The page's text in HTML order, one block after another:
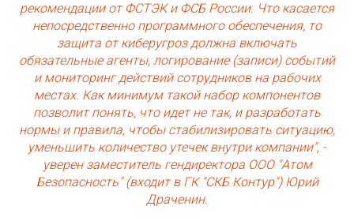
рекомендации от ФСТЭК и ФСБ России. Что касается
непосредственно программного обеспечения, то
защита от киберугроз должна включать
обязательные агенты, логирование (записи) событий
и мониторинг действий сотрудников на рабочих
местах. Как минимум такой набор компонентов
позволит понять, что идет не так, и разработать
нормы и правила, чтобы стабилизировать ситуацию,
уменьшить количество утечек внутри компании", -
уверен заместитель гендиректора ООО "Атом
Безопасность" (входит в ГК "СКБ Контур") Юрий
Драченин.